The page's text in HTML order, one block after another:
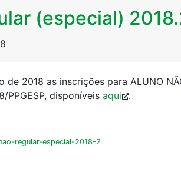
(especial)
2018 as inscrições para ALUNO
PPGESP, disponíveis aqui .
regular-especial-2018-2